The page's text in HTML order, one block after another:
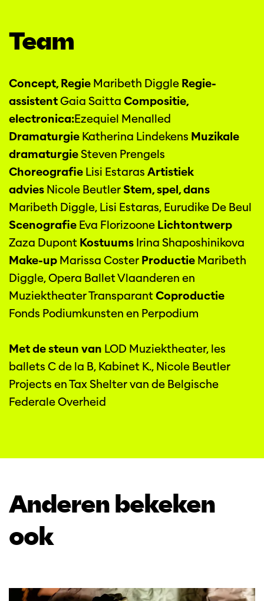
Team
Concept, Regie Maribeth Diggle Regie-
assistentGaia Saitta Compositie,
electronica:Ezequiel Menalled
Dramaturgie Katherina Lindekens Muzikale
dramaturgieSteven Prengels
Choreografie Lisi Estaras Artistiek
advies Nicole BeutlerStem, spel, dans
Maribeth Diggle, Lisi Estaras, Eurudike De Beul
Scenografie Eva Florizoone Lichtontwerp
Zaza Dupont Kostuums Irina Shaposhinikova
Make-up Marissa Coster Productie Maribeth
Diggle, Opera Ballet Vlaanderen en
Muziektheater TransparantCoproductie
Fonds Podiumkunsten en Perpodium
Met de steun van LOD Muziektheater, les
ballets C de la B, Kabinet K., Nicole Beutler
Projects en Tax Shelter van de Belgische
Federale Overheid
Anderen bekeken
ook